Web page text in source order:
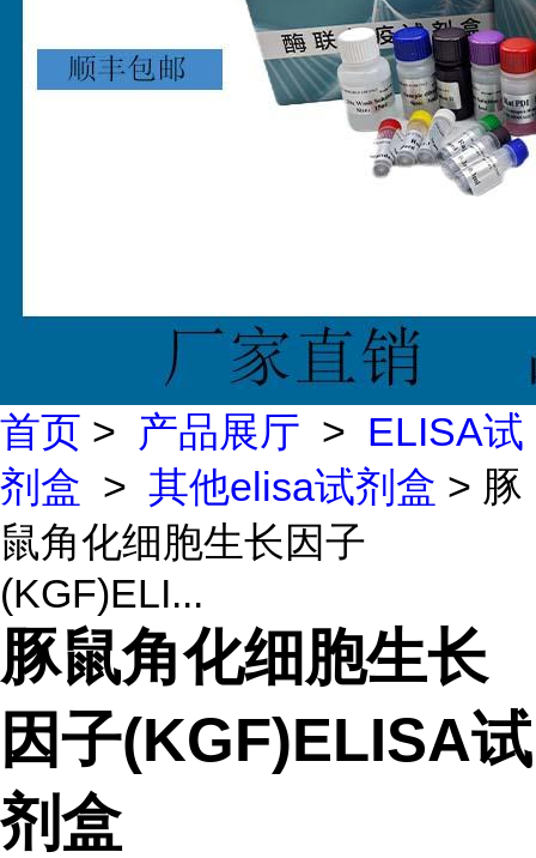
首页 > 产品展厅 > ELISA试
剂盒 > 其他elisa试剂盒 > 豚
鼠角化细胞生长因子
(KGF)ELI...
豚鼠角化细胞生长
因子(KGF)ELISA试
剂盒